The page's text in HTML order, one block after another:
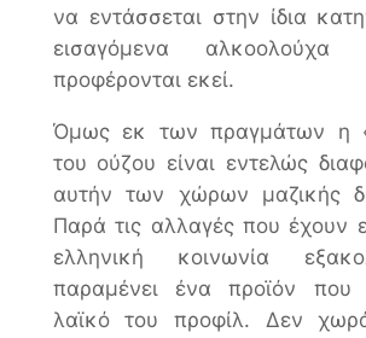
να εντάσσεται στην ίδια
εισαγόμενα
προφέρονται εκεί.
Όμως εκ των πραγμάτων η
του ούζου είναι εντελώς
αυτήν των χώρων μαζικής
Παρά τις αλλαγές που έχουν
ελληνική κοινωνία
παραμένει ένα προϊόν που
λαϊκό του προφίλ. Δεν